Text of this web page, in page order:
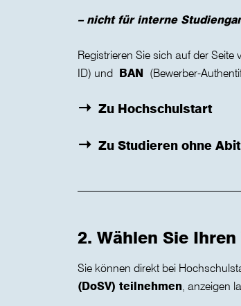
– nicht für interne
Registrieren Sie sich auf der Seite
ID) und BAN (Bewerber-
Zu Hochschulstart
Zu Studieren ohne
2. Wählen Sie
Sie können direkt bei
(DoSV) teilnehmen , anzeigen